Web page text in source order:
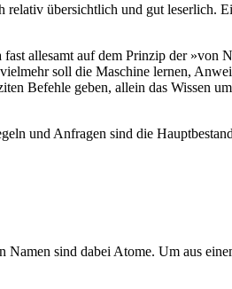
relativ übersichtlich und gut leserlich.
allesamt auf dem Prinzip der »von
soll die Maschine lernen,
Befehle geben, allein das Wissen
und Anfragen sind die
sind dabei Atome. Um aus